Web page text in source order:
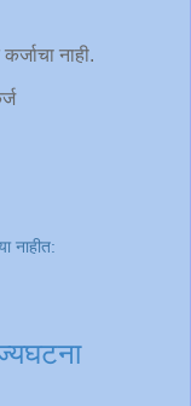
नाही.
नाहीत: